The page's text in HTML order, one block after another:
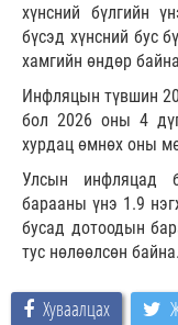
хүнсний бүлгийн
бүсэд хүнсний бус
хамгийн өндөр
Инфляцын түвшин
бол 2026 оны 4
хурдац өмнөх оны
Улсын инфляцад
барааны үнэ 1.9
бусад дотоодын
тус нөлөөлсөн байна.
Хуваалцах